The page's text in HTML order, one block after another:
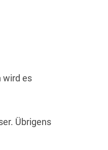
wird es
Übrigens